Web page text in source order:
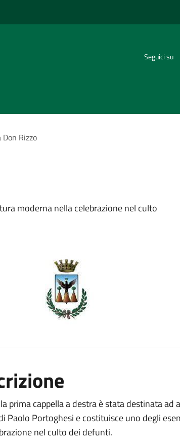
Seguici su
Don Rizzo
moderna nella celebrazione nel culto
prima cappella a destra è stata destinata ad
Paolo Portoghesi e costituisce uno degli
nel culto dei defunti.